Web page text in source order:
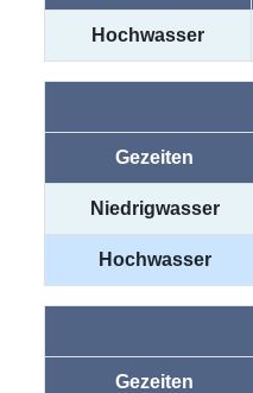
Hochwasser
Gezeiten
Niedrigwasser
Hochwasser
Gezeiten